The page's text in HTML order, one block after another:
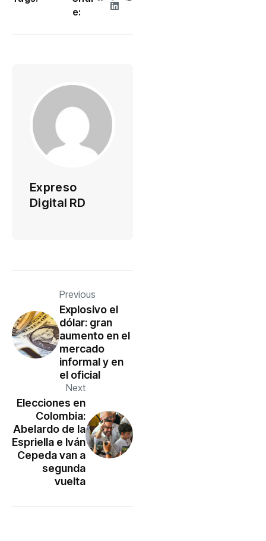
e:
Expreso
Digital RD
Previous
Explosivo el
dólar: gran
aumento en el
mercado
informal y en
el oficial
Next
Elecciones en
Colombia:
Abelardo de la
Espriella e Iván
Cepeda van a
segunda
vuelta